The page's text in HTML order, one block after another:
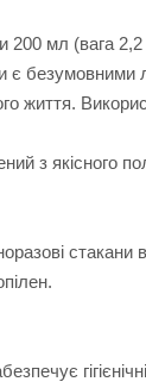
200 мл (вага
є
життя.
з якісного
стакани